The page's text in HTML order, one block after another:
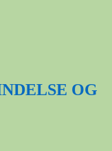
OG